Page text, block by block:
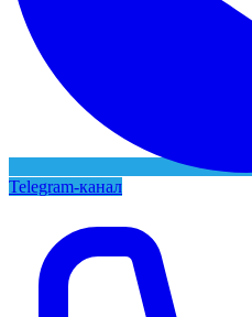
Telegram-канал